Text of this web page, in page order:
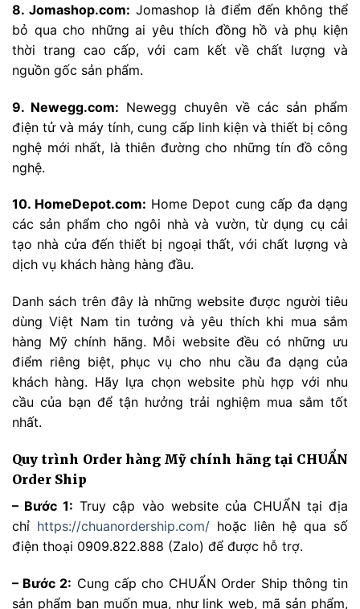
8. Jomashop.com: Jomashop là điểm đến không thể
bỏ qua cho những ai yêu thích đồng hồ và phụ kiện
thời trang cao cấp, với cam kết về chất lượng và
nguồn gốc sản phẩm.
9. Newegg.com: Newegg chuyên về các sản phẩm
điện tử và máy tính, cung cấp linh kiện và thiết bị công
nghệ mới nhất, là thiên đường cho những tín đồ công
nghệ.
10. HomeDepot.com: Home Depot cung cấp đa dạng
các sản phẩm cho ngôi nhà và vườn, từ dụng cụ cải
tạo nhà cửa đến thiết bị ngoại thất, với chất lượng và
dịch vụ khách hàng hàng đầu.
Danh sách trên đây là những website được người tiêu
dùng Việt Nam tin tưởng và yêu thích khi mua sắm
hàng Mỹ chính hãng. Mỗi website đều có những ưu
điểm riêng biệt, phục vụ cho nhu cầu đa dạng của
khách hàng. Hãy lựa chọn website phù hợp với nhu
cầu của bạn để tận hưởng trải nghiệm mua sắm tốt
nhất.
Quy trình Order hàng Mỹ chính hãng tại CHUẨN
Order Ship
– Bước 1: Truy cập vào website của CHUẨN tại địa
chỉ https://chuanordership.com/ hoặc liên hệ qua số
điện thoại 0909.822.888 (Zalo) để được hỗ trợ.
– Bước 2: Cung cấp cho CHUẨN Order Ship thông tin
sản phẩm bạn muốn mua, như link web, mã sản phẩm,